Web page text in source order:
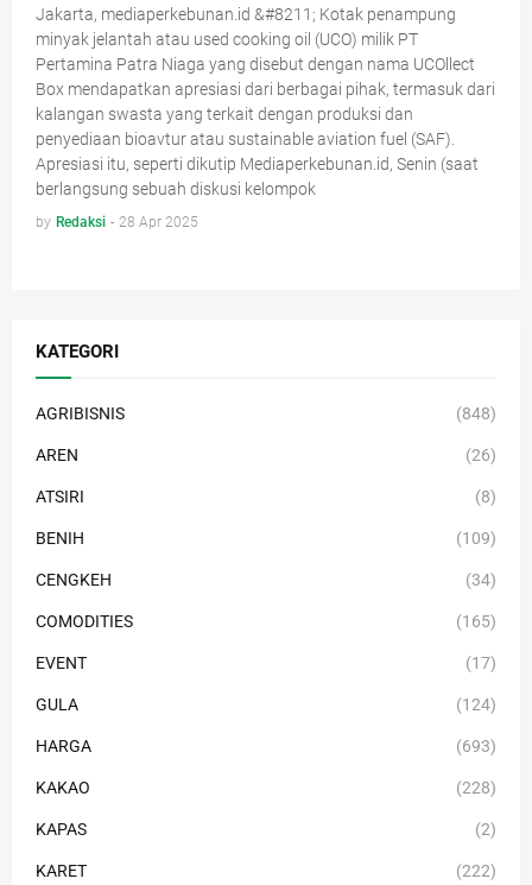
Jakarta, mediaperkebunan.id &#8211; Kotak penampung
minyak jelantah atau used cooking oil (UCO) milik PT
Pertamina Patra Niaga yang disebut dengan nama UCOllect
Box mendapatkan apresiasi dari berbagai pihak, termasuk dari
kalangan swasta yang terkait dengan produksi dan
penyediaan bioavtur atau sustainable aviation fuel (SAF).
Apresiasi itu, seperti dikutip Mediaperkebunan.id, Senin (saat
berlangsung sebuah diskusi kelompok
by Redaksi - 28 Apr 2025
KATEGORI
AGRIBISNIS (848)
AREN (26)
ATSIRI (8)
BENIH (109)
CENGKEH (34)
COMODITIES (165)
EVENT (17)
GULA (124)
HARGA (693)
KAKAO (228)
KAPAS (2)
KARET (222)